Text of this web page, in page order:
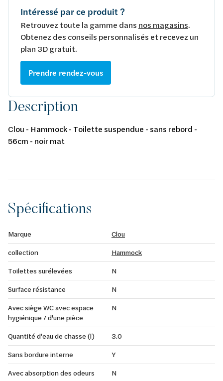
Intéressé par ce produit ?
Retrouvez toute la gamme dans nos magasins.
Obtenez des conseils personnalisés et recevez un
plan 3D gratuit.
Prendre rendez-vous
Description
Clou - Hammock - Toilette suspendue - sans rebord -
56cm - noir mat
Spécifications
Marque
Clou
collection
Hammock
Toilettes surélevées
N
Surface résistance
N
Avec siège WC avec espace
hygiénique / d'une pièce
N
Quantité d'eau de chasse (l)
3.0
Sans bordure interne
Y
Avec absorption des odeurs
N